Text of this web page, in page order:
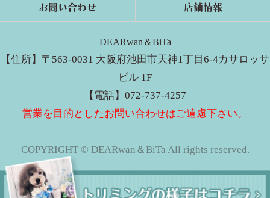
お問い合わせ 店舗情報
DEARwan＆BiTa
【住所】〒563-0031 大阪府池田市天神1丁目6-4カサロッサ
ビル 1F
【電話】072-737-4257
営業を目的としたお問い合わせはご遠慮下さい。
COPYRIGHT © DEARwan＆BiTa All rights reserved.